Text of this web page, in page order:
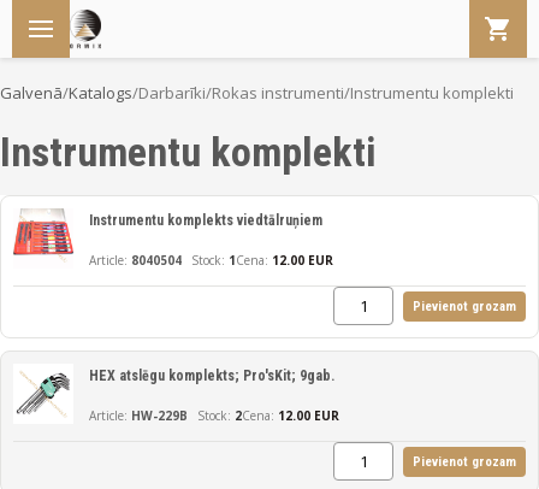
Galvenā/Katalogs/Darbarīki/Rokas instrumenti/Instrumentu komplekti
Instrumentu komplekti
8040504
Instrumentu komplekts viedtālruņiem
1Cena: 12.00 EUR
Pievienot grozam
HW-229B
HEX atslēgu komplekts; Pro'sKit; 9gab.
2Cena: 12.00 EUR
Pievienot grozam